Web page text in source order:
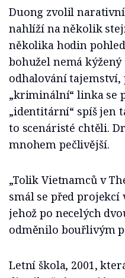
Duong zvolil
nahlíží na několik
několika hodin
bohužel nemá kýžený
odhalování tajemství,
„kriminální“ linka se
„identitární“ spíš jen
to scenáristé chtěli.
mnohem pečlivější.
„Tolik Vietnamců v
smál se před projekcí
jehož po necelých
odměnilo bouřlivým
Letní škola, 2001,